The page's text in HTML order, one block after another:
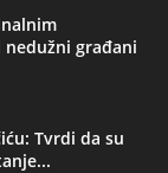
građani
Tvrdi da su